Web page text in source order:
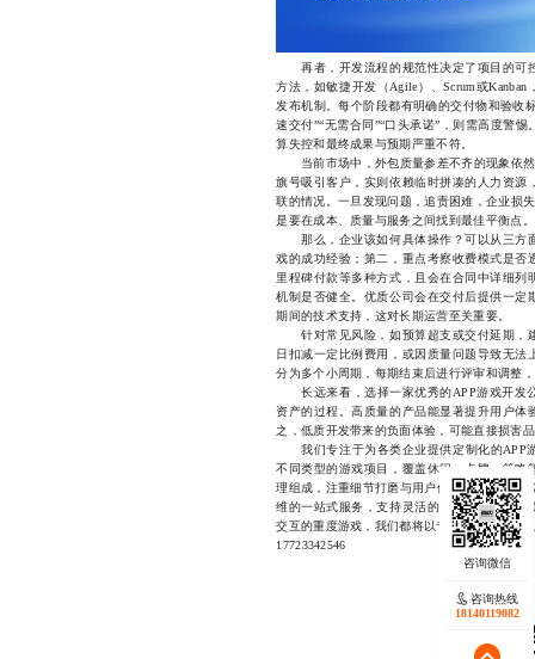
再者，开发流程的规范性决定了项目的可
方法，如敏捷开发（Agile）、Scrum或
发布机制。每个阶段都有明确的交付物和验收
速交付”“无需合同”“口头承诺”，则需高度警
算失控和最终成果与预期严重不符。
当前市场中，外包质量参差不齐的现象依然
旗号吸引客户，实则依赖临时拼凑的人力资
联的情况。一旦发现问题，追责困难，企业损
是要在成本、质量与服务之间找到最佳平衡点。
那么，企业该如何具体操作？可以从三方
戏的成功经验；第二，重点考察收费模式是
里程碑付款等多种方式，且会在合同中详细
机制是否健全。优质公司会在交付后提供一
期间的技术支持，这对长期运营至关重要。
针对常见风险，如预算超支或交付延期，
日扣减一定比例费用，或因质量问题导致无
分为多个小周期，每期结束后进行评审和调整
长远来看，选择一家优秀的APP游戏开发
资产的过程。高质量的产品能显著提升用户
之，低质开发带来的负面体验，可能直接损害
我们专注于为各类企业提供定制化的APP
不同类型的游戏项目，覆盖休闲、卡牌、策
理组成，注重细节打磨与用户体验优化，坚持
维的一站式服务，支持灵活的合作模式，确
交互的重度游戏，我们都将以专业态度与可靠
17723342546
咨询热线
18140119082